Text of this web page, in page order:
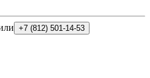
+7 (812) 501-14-53